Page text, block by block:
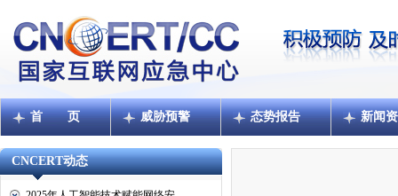
首 页 威胁预警 态势报告 新闻
CNCERT动态